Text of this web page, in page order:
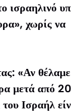
ισραηλινό
χωρίς να
«Αν
μετά από
Ισραήλ